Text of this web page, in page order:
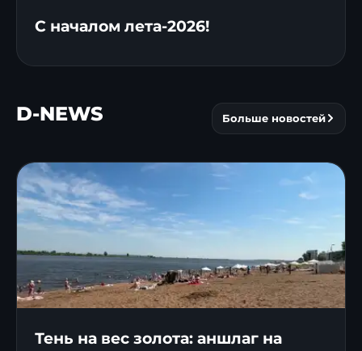
С началом лета-2026!
D-NEWS Больше новостей
Тень на вес золота: аншлаг на